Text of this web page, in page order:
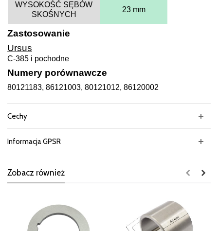
WYSOKOŚĆ SĘBÓW
SKOŚNYCH
23 mm
Zastosowanie
Ursus
C-385 i pochodne
Numery porównawcze
80121183, 86121003, 80121012, 86120002
Cechy
Informacja GPSR
Zobacz również